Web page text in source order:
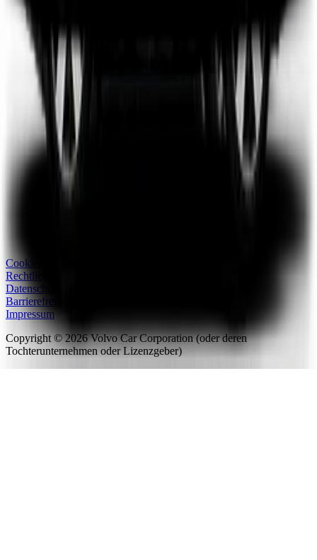
Cookies
Rechtliche Hinweise
Datenschutz
Barrierefreiheitserklärung
Impressum
Copyright ©2026Volvo Car Corporation (oder deren
Tochterunternehmen oder Lizenzgeber)